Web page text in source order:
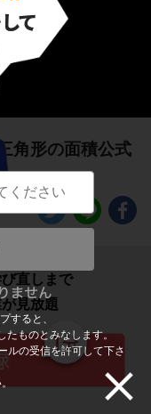
すると、
たものとみなします。
ルの受信を許可して下さ
角形の面積公式
直しまで
見放題